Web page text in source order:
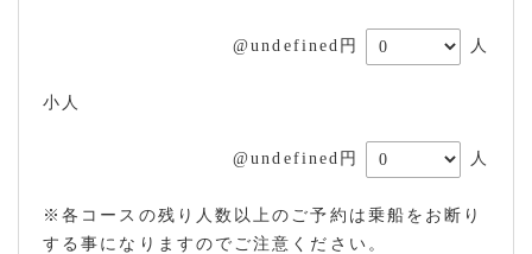
@undefined円 人
小人
@undefined円 人
※各コースの残り人数以上のご予約は乗船をお断り
する事になりますのでご注意ください。